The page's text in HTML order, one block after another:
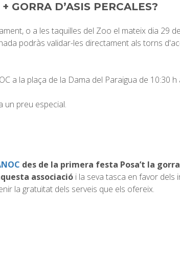
GORRA D’ASIS PERCALES?
o a les taquilles del Zoo el mateix dia 29
podràs validar-les directament als torns
a la plaça de la Dama del Paraigua de 10:30 h
un preu especial.
des de la primera festa Posa’t la
associació i la seva tasca en favor dels
la gratuïtat dels serveis que els ofereix.